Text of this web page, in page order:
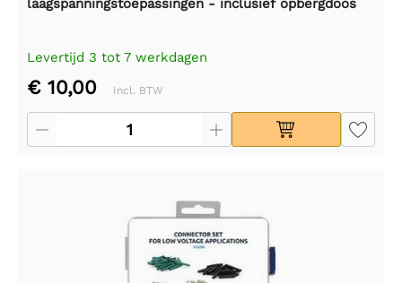
laagspanningstoepassingen - inclusief opbergdoos
Levertijd 3 tot 7 werkdagen
€ 10,00 Incl. BTW